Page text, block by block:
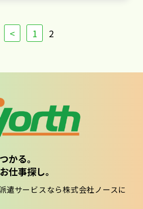
< 1 2
かる。
仕事探し。
遣サービスなら株式会社ノースに